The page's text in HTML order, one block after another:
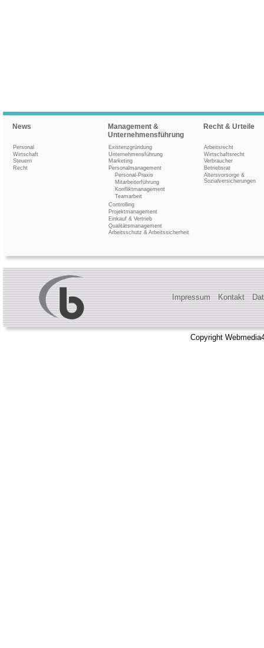
News
Personal
Wirtschaft
Steuern
Recht
Management &
Unternehmensführung
Existenzgründung
Unternehmensführung
Marketing
Personalmanagement
Personal-Praxis
Mitarbeiterführung
Konfliktmanagement
Teamarbeit
Controlling
Projektmanagement
Einkauf & Vertrieb
Qualitätsmanagement
Arbeitsschutz & Arbeitssicherheit
Recht & Urteile
Arbeitsrecht
Wirtschaftsrecht
Verbraucher
Betriebsrat
Altersvorsorge &
Sozialversicherungen
Impressum Kontakt
Copyright